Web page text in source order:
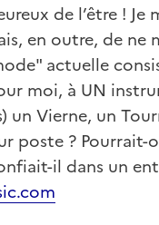
de l’être !
en outre, de ne
actuelle
moi, à UN
Vierne, un
poste ?
il dans un